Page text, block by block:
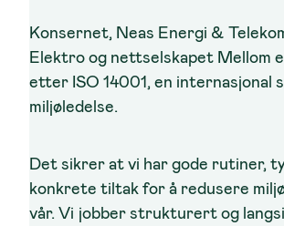
Konsernet, Neas Energi &
Elektro og nettselskapet Mellom
etter ISO 14001, en internasjonal
miljøledelse.
Det sikrer at vi har gode rutiner,
konkrete tiltak for å redusere
vår. Vi jobber strukturert og